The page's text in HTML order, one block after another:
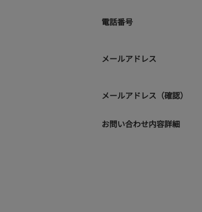
電話番号
メールアドレス
メールアドレス（確認）
お問い合わせ内容詳細